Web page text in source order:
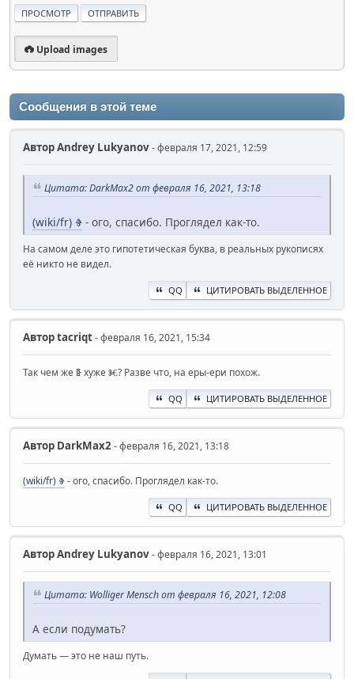
Upload images
Сообщения в этой теме
АвторAndrey Lukyanov- февраля 17, 2021, 12:59
Цитата: DarkMax2 от февраля 16, 2021, 13:18
(wiki/fr) Ⱖ - ого, спасибо. Проглядел как-то.
На самом деле это гипотетическая буква, в реальных рукописях
её никто не видел.
QQ ЦИТИРОВАТЬ ВЫДЕЛЕННОЕ
Авторta‍criqt- февраля 16, 2021, 15:34
Так чем же Ⱛ хуже Ⱘ? Разве что, на еры-ери похож.
QQ ЦИТИРОВАТЬ ВЫДЕЛЕННОЕ
Автор DarkMax2- февраля 16, 2021, 13:18
(wiki/fr) Ⱖ- ого, спасибо. Проглядел как-то.
QQ ЦИТИРОВАТЬ ВЫДЕЛЕННОЕ
АвторAndrey Lukyanov- февраля 16, 2021, 13:01
Цитата: Wolliger Mensch от февраля 16, 2021, 12:08
А если подумать?
Думать — это не наш путь.